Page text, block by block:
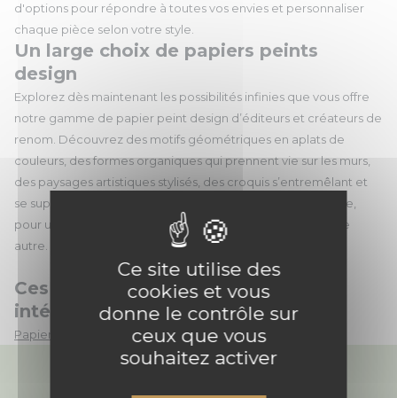
d'options pour répondre à toutes vos envies et personnaliser
chaque pièce selon votre style.
Un large choix de papiers peints
design
Explorez dès maintenant les possibilités infinies que vous offre
notre gamme de papier peint design d’éditeurs et créateurs de
renom. Découvrez des motifs géométriques en aplats de
couleurs, des formes organiques qui prennent vie sur les murs,
des paysages artistiques stylisés, des croquis s’entremêlant et
se superposant, des textures naturelles et bien plus encore,
pour une décoration intérieure qui ne ressemble à aucune
autre.
Ces papiers peints peuvent vous
intéresser :
Papiers peints design noir et blanc
Ce site utilise des
cookies et vous
donne le contrôle sur
ceux que vous
souhaitez activer